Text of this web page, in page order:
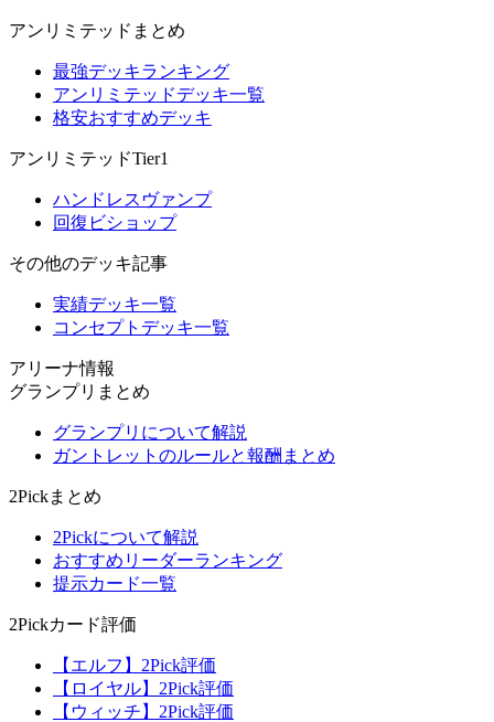
アンリミテッドまとめ
最強デッキランキング
アンリミテッドデッキ一覧
格安おすすめデッキ
アンリミテッドTier1
ハンドレスヴァンプ
回復ビショップ
その他のデッキ記事
実績デッキ一覧
コンセプトデッキ一覧
アリーナ情報
グランプリまとめ
グランプリについて解説
ガントレットのルールと報酬まとめ
2Pickまとめ
2Pickについて解説
おすすめリーダーランキング
提示カード一覧
2Pickカード評価
【エルフ】2Pick評価
【ロイヤル】2Pick評価
【ウィッチ】2Pick評価